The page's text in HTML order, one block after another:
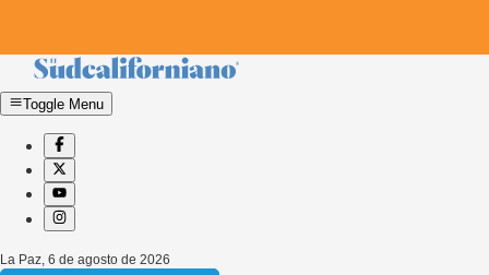
Toggle Menu
La Paz 6 de agosto de 2026